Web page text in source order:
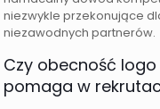
niezwykle przekonujące
niezawodnych partnerów.
Czy obecność
pomaga w